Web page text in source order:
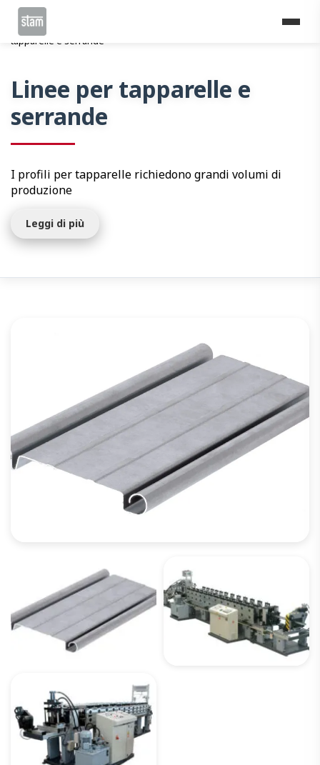
Home
Linee per
tapparelle e serrande
Linee per tapparelle e
serrande
I profili per tapparelle richiedono grandi volumi di
produzione
Leggi di più